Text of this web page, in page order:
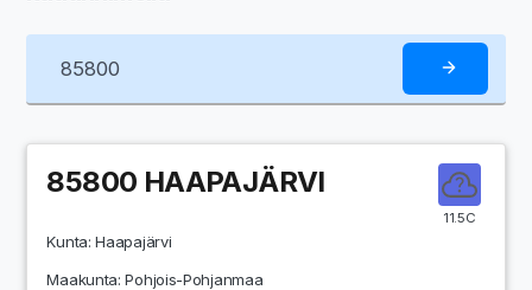
11.5C
85800 HAAPAJÄRVI
Kunta:Haapajärvi
Maakunta:Pohjois-Pohjanmaa